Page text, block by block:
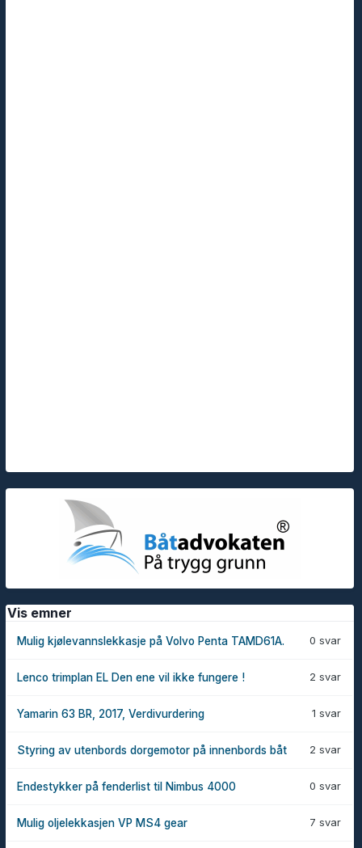
Vis emner
0 svar
Mulig kjølevannslekkasje på Volvo Penta TAMD61A.
2 svar
Lenco trimplan EL Den ene vil ikke fungere !
1 svar
Yamarin 63 BR, 2017, Verdivurdering
2 svar
Styring av utenbords dorgemotor på innenbords båt
0 svar
Endestykker på fenderlist til Nimbus 4000
7 svar
Mulig oljelekkasjen VP MS4 gear